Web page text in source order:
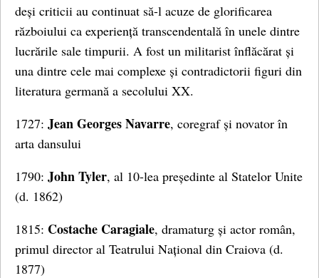
deși criticii au continuat să-l acuze de glorificarea
războiului ca experiență transcendentală în unele dintre
lucrările sale timpurii. A fost un militarist înflăcărat și
una dintre cele mai complexe și contradictorii figuri din
literatura germană a secolului XX.
1727: Jean Georges Navarre, coregraf și novator în
arta dansului
1790: John Tyler, al 10-lea președinte al Statelor Unite
(d. 1862)
1815: Costache Caragiale, dramaturg și actor român,
primul director al Teatrului Național din Craiova (d.
1877)